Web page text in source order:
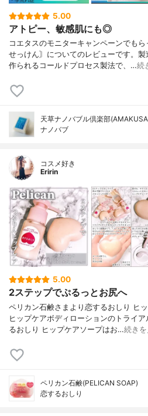
5.00
アトピー、敏感肌にも◎
コエタスのモニターキャンペーンでも
せっけん〙についてのレビューです。
作られるコールドプロセス製法で、…続
天草ナノバブル倶楽部
ナノバブ
コスメ好き
Eririn
5.00
2ステップでぷるっとお尻へ
ペリカン石鹸さまより恋するおしり ヒ
ヒップケアボディローションのトライ
るおしり ヒップケアソープはお…続き
ペリカン石鹸(PELICAN SOAP)
恋するおしり